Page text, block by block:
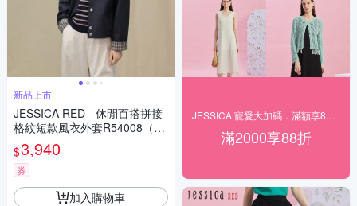
新品上市
JESSICA RED - 休閒百搭拼接
格紋短款風衣外套R54008（深
藍）
$3,940
券
加入購物車
滿2000享88折